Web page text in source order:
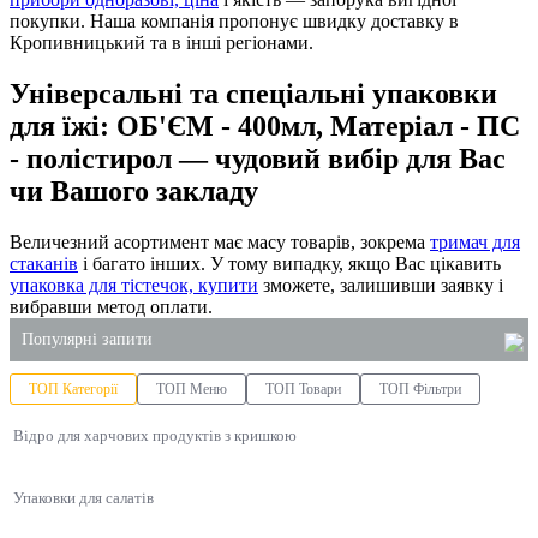
покупки. Наша компанія пропонує швидку доставку в
Кропивницький та в інші регіонами.
Універсальні та спеціальні упаковки
для їжі: ОБ'ЄМ - 400мл, Матеріал - ПС
- полістирол — чудовий вибір для Вас
чи Вашого закладу
Величезний асортимент має масу товарів, зокрема тримач для
стаканів і багато інших. У тому випадку, якщо Вас цікавить
упаковка для тістечок, купити зможете, залишивши заявку і
вибравши метод оплати.
Популярні запити
пластикові одноразові контейнери для їжі
одноразові пластикові відра
пакет поліетиленовий
ТОП Категорії ТОП Меню ТОП Товари ТОП Фільтри
Відро для харчових продуктів з кришкою
Упаковки для салатів